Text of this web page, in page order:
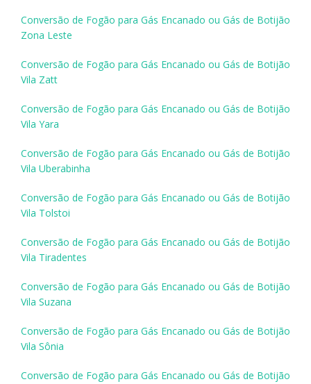
Conversão de Fogão para Gás Encanado ou Gás de Botijão
Zona Leste
Conversão de Fogão para Gás Encanado ou Gás de Botijão
Vila Zatt
Conversão de Fogão para Gás Encanado ou Gás de Botijão
Vila Yara
Conversão de Fogão para Gás Encanado ou Gás de Botijão
Vila Uberabinha
Conversão de Fogão para Gás Encanado ou Gás de Botijão
Vila Tolstoi
Conversão de Fogão para Gás Encanado ou Gás de Botijão
Vila Tiradentes
Conversão de Fogão para Gás Encanado ou Gás de Botijão
Vila Suzana
Conversão de Fogão para Gás Encanado ou Gás de Botijão
Vila Sônia
Conversão de Fogão para Gás Encanado ou Gás de Botijão